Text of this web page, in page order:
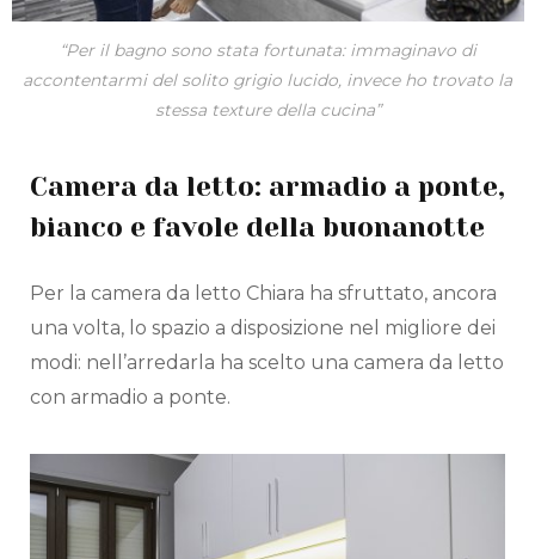
“Per il bagno sono stata fortunata: immaginavo di
accontentarmi del solito grigio lucido, invece ho trovato la
stessa texture della cucina”
Camera da letto: armadio a ponte,
bianco e favole della buonanotte
Per la camera da letto Chiara ha sfruttato, ancora
una volta, lo spazio a disposizione nel migliore dei
modi: nell’arredarla ha scelto una camera da letto
con armadio a ponte.